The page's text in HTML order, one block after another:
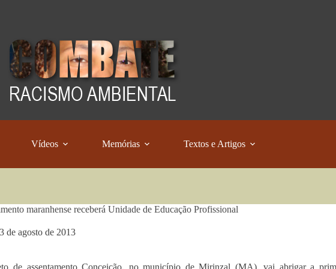
Vídeos Memórias Textos e Artigos
maranhense receberá Unidade de Educação Profissional
de agosto de 2013
de assentamento Conceição, no município de Mirinzal (MA), vai abrigar a